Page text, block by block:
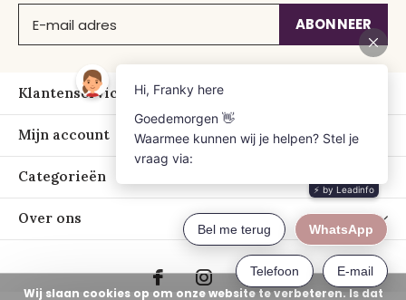
ABONNEER
Klantenservice
Mijn account
Categorieën
Over ons
Wij slaan cookies op om onze website te verbeteren. Is dat